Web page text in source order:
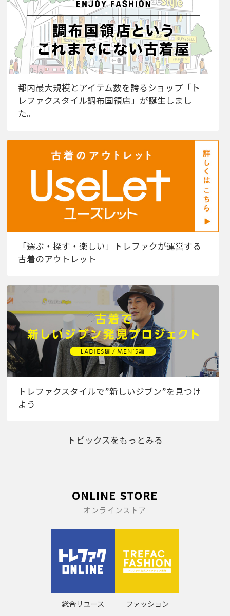
都内最大規模とアイテム数を誇るショップ「ト
レファクスタイル調布国領店」が誕生しまし
た。
「選ぶ・探す・楽しい」トレファクが運営する
古着のアウトレット
トレファクスタイルで”新しいジブン”を見つけ
よう
トピックスをもっとみる
ONLINE STORE
オンラインストア
総合リユース ファッション